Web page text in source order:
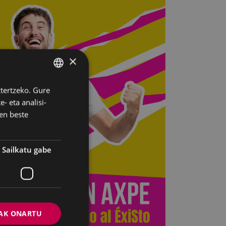
BASQUE
SPANISH
×
Gure
eta analisi-
beste
Sailkatu gabe
ONARTU